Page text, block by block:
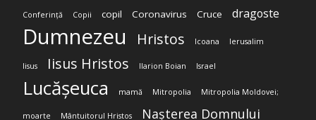
Conferință Copii copil Coronavirus Cruce dragoste
Dumnezeu Hristos Icoana Ierusalim
Iisus Iisus Hristos Ilarion Boian Israel
Lucășeuca mamă Mitropolia Mitropolia Moldovei;
moarte Mântuitorul Hristos Nașterea Domnului